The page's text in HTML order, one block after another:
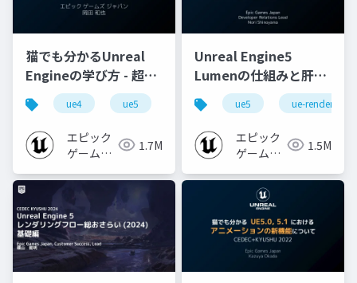
猫でも分かるUnreal
Engineの学び方 - 超初
心者向け編 - 2023 v1.0
ue4 ue5 ue-beginner
エピック
ゲームズ
1.7M
Unreal Engine5
Lumenの仕組みと肝心
なところ
ue5 ue-rendering
エピック
ゲームズ
1.5M